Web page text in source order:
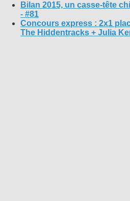
Bilan 2015, un casse-tête
- #81
Concours express : 2x1
The Hiddentracks + Julia